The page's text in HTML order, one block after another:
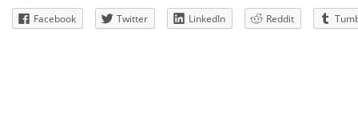
Facebook Twitter LinkedIn Reddit